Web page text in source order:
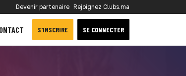
Devenir partenaire Rejoignez Clubs.ma
S'INSCRIRE SE CONNECTER